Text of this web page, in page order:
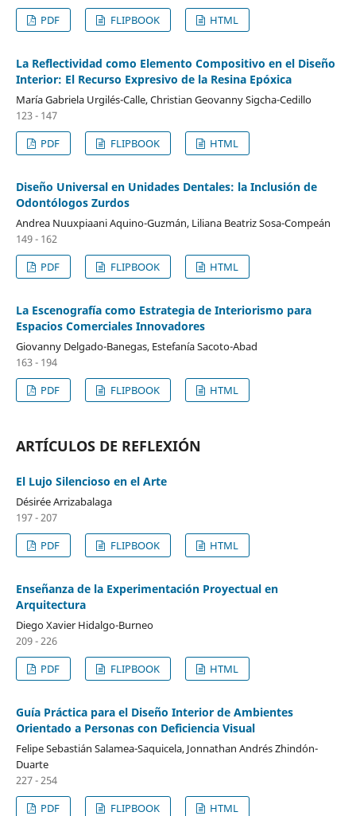
PDF FLIPBOOK HTML
La Reflectividad como Elemento Compositivo en el Diseño
Interior: El Recurso Expresivo de la Resina Epóxica
María Gabriela Urgilés-Calle, Christian Geovanny Sigcha-Cedillo
123 - 147
PDF
FLIPBOOK HTML
Diseño Universal en Unidades Dentales: la Inclusión de
Odontólogos Zurdos
Andrea Nuuxpiaani Aquino-Guzmán, Liliana Beatriz Sosa-Compeán
149 - 162
PDF
FLIPBOOK HTML
La Escenografía como Estrategia de Interiorismo para
Espacios Comerciales Innovadores
Giovanny Delgado-Banegas, Estefanía Sacoto-Abad
163 - 194
PDF
FLIPBOOK HTML
ARTÍCULOS DE REFLEXIÓN
El Lujo Silencioso en el Arte
Désirée Arrizabalaga
197 - 207
PDF
FLIPBOOK HTML
Enseñanza de la Experimentación Proyectual en
Arquitectura
Diego Xavier Hidalgo-Burneo
209 - 226
PDF
FLIPBOOK HTML
Guía Práctica para el Diseño Interior de Ambientes
Orientado a Personas con Deficiencia Visual
Felipe Sebastián Salamea-Saquicela, Jonnathan Andrés Zhindón-
Duarte
227 - 254
PDF
FLIPBOOK HTML